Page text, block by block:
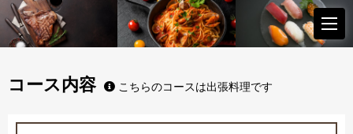
コース内容 こちらのコースは出張料理です